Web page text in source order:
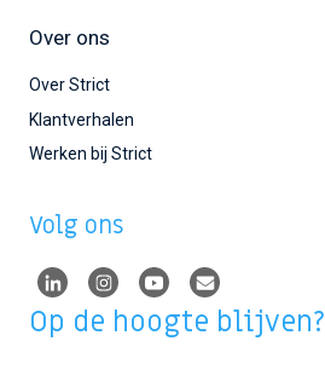
Over ons
Over Strict
Klantverhalen
Werken bij Strict
Volg ons
Op de hoogte blijven?